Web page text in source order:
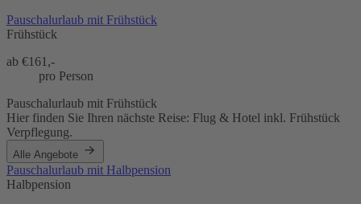
Pauschalurlaub mit Frühstück
Frühstück
ab €161,-
pro Person
Pauschalurlaub mit Frühstück
Hier finden Sie Ihren nächste Reise: Flug & Hotel inkl. Frühstück
Verpflegung.
Alle Angebote
Pauschalurlaub mit Halbpension
Halbpension